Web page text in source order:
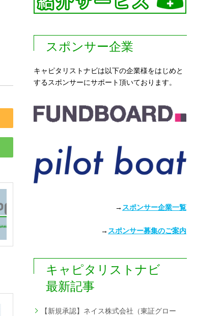
スポンサー企業
キャピタリストナビは以下の企業様をはじめと
するスポンサーにサポート頂いております。
→ スポンサー企業一覧
→ スポンサー募集のご案内
キャピタリストナビ
最新記事
【新規承認】ネイス株式会社（東証グロー